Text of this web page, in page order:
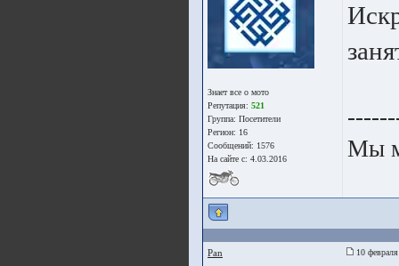
Знает все о мото
Репутация: 521
Группа: Посетители
Регион: 16
Сообщений: 1576
На сайте с: 4.03.2016
Мы
Pan 10